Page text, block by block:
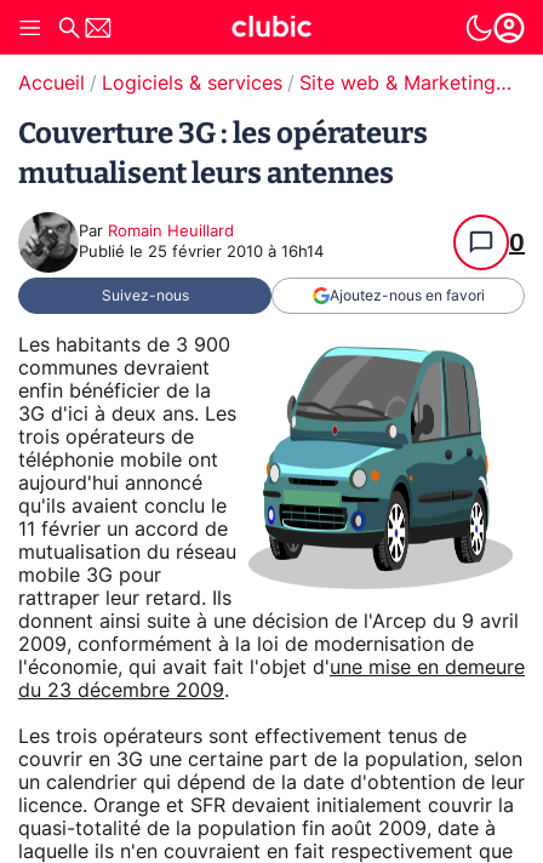
Accueil Logiciels & services Site web & Marketing Digital
Couverture 3G : les opérateurs
mutualisent leurs antennes
Par Romain Heuillard
Publié le 25 février 2010 à 16h14 0
Suivez-nous Ajoutez-nous en favori
Les habitants de 3 900
communes devraient
enfin bénéficier de la
3G d'ici à deux ans. Les
trois opérateurs de
téléphonie mobile ont
aujourd'hui annoncé
qu'ils avaient conclu le
11 février un accord de
mutualisation du réseau
mobile 3G pour
rattraper leur retard. Ils
donnent ainsi suite à une décision de l'Arcep du 9 avril
2009, conformément à la loi de modernisation de
l'économie, qui avait fait l'objet d'une mise en demeure
du 23 décembre 2009.
Les trois opérateurs sont effectivement tenus de
couvrir en 3G une certaine part de la population, selon
un calendrier qui dépend de la date d'obtention de leur
licence. Orange et SFR devaient initialement couvrir la
quasi-totalité de la population fin août 2009, date à
laquelle ils n'en couvraient en fait respectivement que